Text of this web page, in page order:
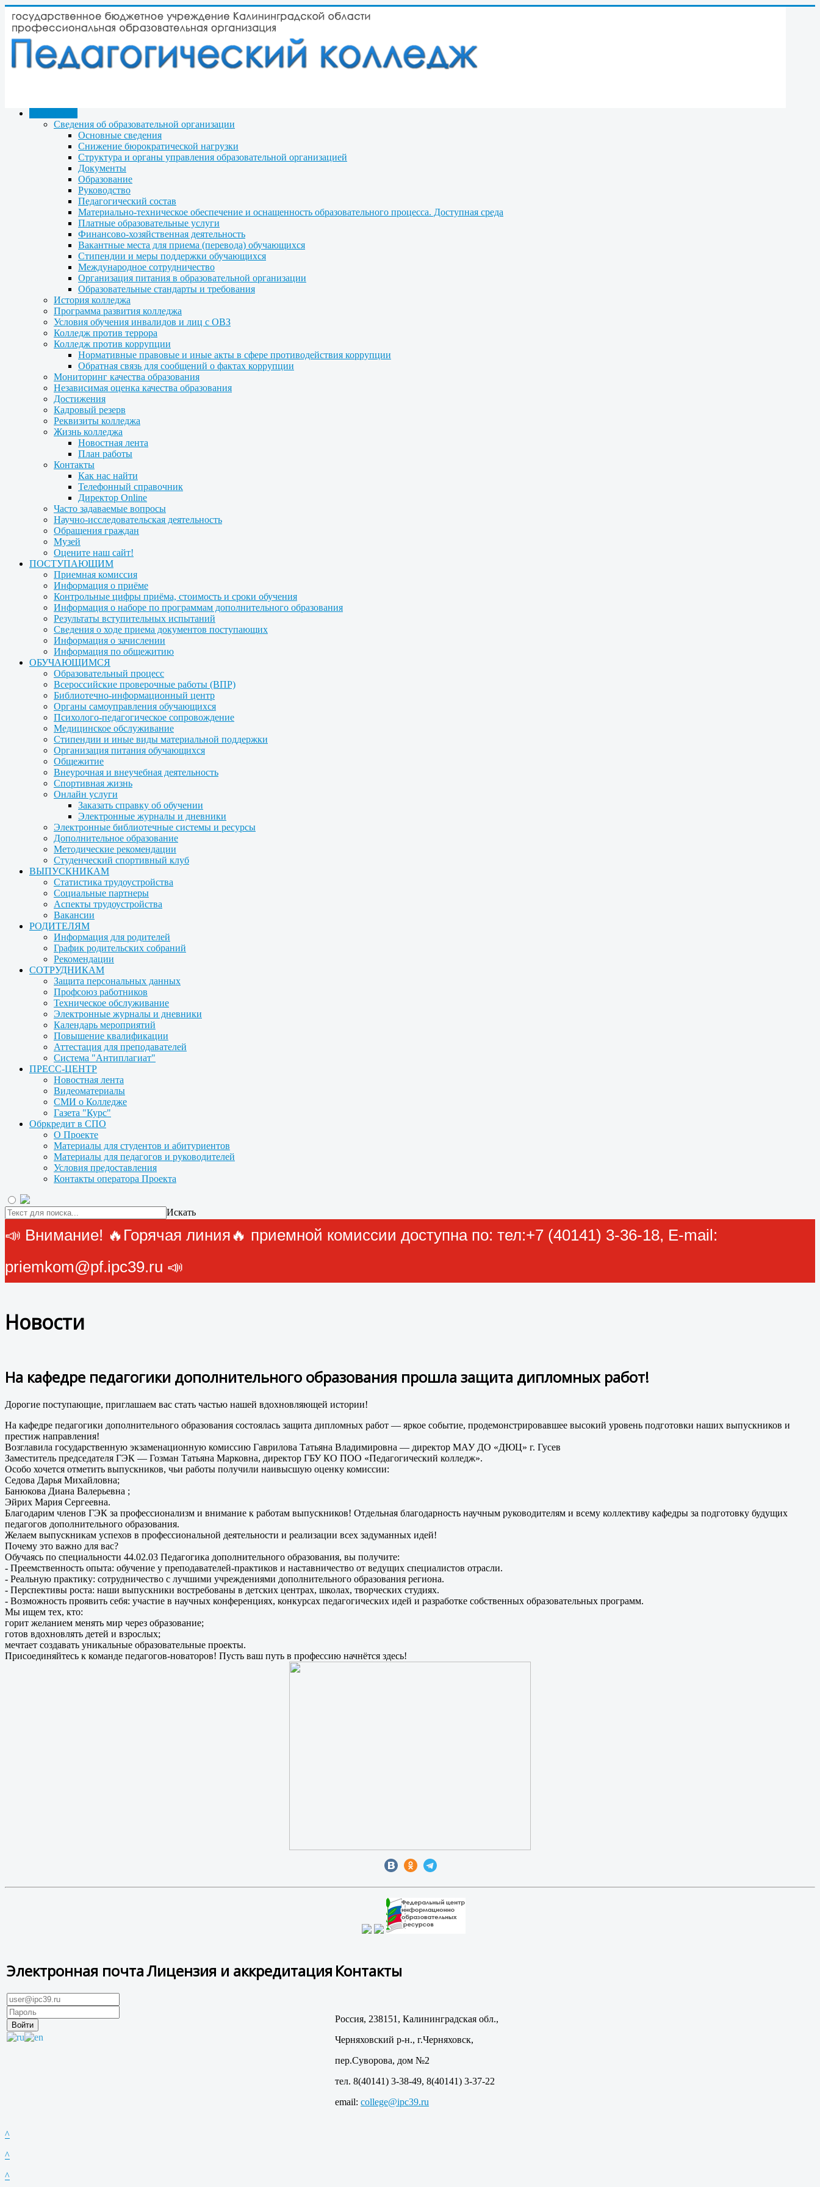
Сведения об образовательной организации
Основные сведения
Снижение бюрократической нагрузки
Структура и органы управления образовательной организацией
Документы
Образование
Руководство
Педагогический состав
Материально-техническое обеспечение и оснащенность образовательного процесса. Доступная среда
Платные образовательные услуги
Финансово-хозяйственная деятельность
Вакантные места для приема (перевода) обучающихся
Стипендии и меры поддержки обучающихся
Международное сотрудничество
Организация питания в образовательной организации
Образовательные стандарты и требования
История колледжа
Программа развития колледжа
Условия обучения инвалидов и лиц с ОВЗ
Колледж против террора
Колледж против коррупции
Нормативные правовые и иные акты в сфере противодействия коррупции
Обратная связь для сообщений о фактах коррупции
Мониторинг качества образования
Независимая оценка качества образования
Достижения
Кадровый резерв
Реквизиты колледжа
Жизнь колледжа
Новостная лента
План работы
Контакты
Как нас найти
Телефонный справочник
Директор Online
Часто задаваемые вопросы
Научно-исследовательская деятельность
Обращения граждан
Музей
Оцените наш сайт!
ПОСТУПАЮЩИМ
Приемная комиссия
Информация о приёме
Контрольные цифры приёма, стоимость и сроки обучения
Информация о наборе по программам дополнительного образования
Результаты вступительных испытаний
Сведения о ходе приема документов поступающих
Информация о зачислении
Информация по общежитию
ОБУЧАЮЩИМСЯ
Образовательный процесс
Всероссийские проверочные работы (ВПР)
Библиотечно-информационный центр
Органы самоуправления обучающихся
Психолого-педагогическое сопровождение
Медицинское обслуживание
Стипендии и иные виды материальной поддержки
Организация питания обучающихся
Общежитие
Внеурочная и внеучебная деятельность
Спортивная жизнь
Онлайн услуги
Заказать справку об обучении
Электронные журналы и дневники
Электронные библиотечные системы и ресурсы
Дополнительное образование
Методические рекомендации
Студенческий спортивный клуб
ВЫПУСКНИКАМ
Статистика трудоустройства
Социальные партнеры
Аспекты трудоустройства
Вакансии
РОДИТЕЛЯМ
Информация для родителей
График родительских собраний
Рекомендации
СОТРУДНИКАМ
Защита персональных данных
Профсоюз работников
Техническое обслуживание
Электронные журналы и дневники
Календарь мероприятий
Повышение квалификации
Аттестация для преподавателей
Система "Антиплагиат"
ПРЕСС-ЦЕНТР
Новостная лента
Видеоматериалы
СМИ о Колледже
Газета "Курс"
Обркредит в СПО
О Проекте
Материалы для студентов и абитуриентов
Материалы для педагогов и руководителей
Условия предоставления
Контакты оператора Проекта
Искать
📣 Внимание! 🔥Горячая линия🔥 приемной комиссии доступна по: тел:+7 (40141) 3-36-18, E-mail:
priemkom@pf.ipc39.ru 📣
Новости
На кафедре педагогики дополнительного образования прошла защита дипломных работ!
Дорогие поступающие, приглашаем вас стать частью нашей вдохновляющей истории!
На кафедре педагогики дополнительного образования состоялась защита дипломных работ — яркое событие, продемонстрировавшее высокий уровень подготовки наших выпускников и
престиж направления!
Возглавила государственную экзаменационную комиссию Гаврилова Татьяна Владимировна — директор МАУ ДО «ДЮЦ» г. Гусев
Заместитель председателя ГЭК — Гозман Татьяна Марковна, директор ГБУ КО ПОО «Педагогический колледж».
Особо хочется отметить выпускников, чьи работы получили наивысшую оценку комиссии:
Седова Дарья Михайловна;
Банюкова Диана Валерьевна ;
Эйрих Мария Сергеевна.
Благодарим членов ГЭК за профессионализм и внимание к работам выпускников! Отдельная благодарность научным руководителям и всему коллективу кафедры за подготовку будущих
педагогов дополнительного образования.
Желаем выпускникам успехов в профессиональной деятельности и реализации всех задуманных идей!
Почему это важно для вас?
Обучаясь по специальности 44.02.03 Педагогика дополнительного образования, вы получите:
- Преемственность опыта: обучение у преподавателей‑практиков и наставничество от ведущих специалистов отрасли.
- Реальную практику: сотрудничество с лучшими учреждениями дополнительного образования региона.
- Перспективы роста: наши выпускники востребованы в детских центрах, школах, творческих студиях.
- Возможность проявить себя: участие в научных конференциях, конкурсах педагогических идей и разработке собственных образовательных программ.
Мы ищем тех, кто:
горит желанием менять мир через образование;
готов вдохновлять детей и взрослых;
мечтает создавать уникальные образовательные проекты.
Присоединяйтесь к команде педагогов‑новаторов! Пусть ваш путь в профессию начнётся здесь!
Электронная почтаЛицензия и аккредитация Контакты
Россия, 238151, Калининградская обл.,
Черняховский р-н., г.Черняховск,
пер.Суворова, дом №2
тел. 8(40141) 3-38-49, 8(40141) 3-37-22
email: college@ipc39.ru
^
^
^